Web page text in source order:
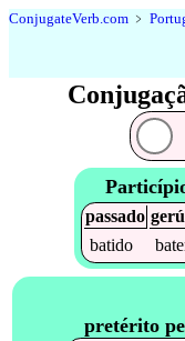
ConjugateVerb.com ﹥
passado
batido
pretérito